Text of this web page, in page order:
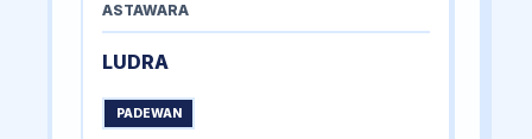
ASTAWARA
LUDRA
PADEWAN